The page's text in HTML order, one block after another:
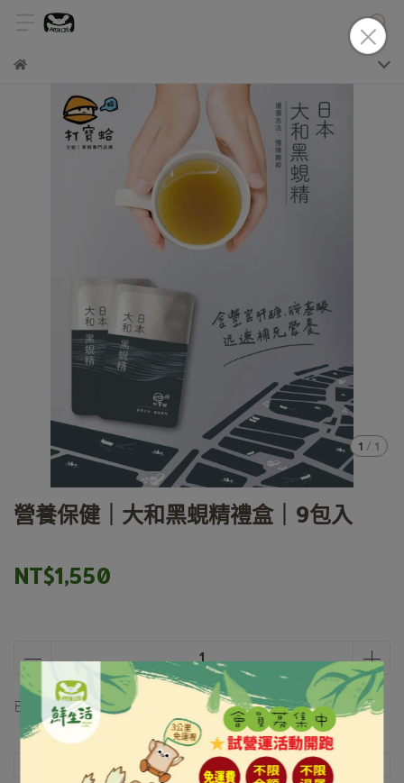
1 / 1
營養保健｜大和黑蜆精禮盒｜9包入
NT$1,550
已銷售: 0 件此商品 「 最高 」可以折抵紅利31點 (約等於 NT$31 )
規格說明 運送方式